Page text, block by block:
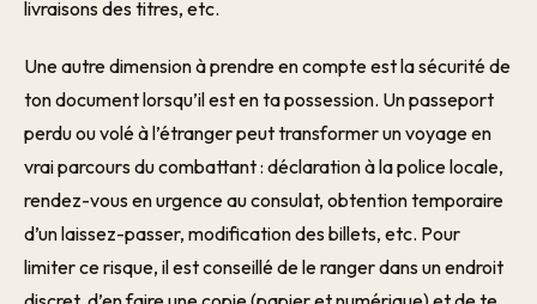
livraisons des titres, etc.
Une autre dimension à prendre en compte est la sécurité de
ton document lorsqu’il est en ta possession. Un passeport
perdu ou volé à l’étranger peut transformer un voyage en
vrai parcours du combattant : déclaration à la police locale,
rendez-vous en urgence au consulat, obtention temporaire
d’un laissez-passer, modification des billets, etc. Pour
limiter ce risque, il est conseillé de le ranger dans un endroit